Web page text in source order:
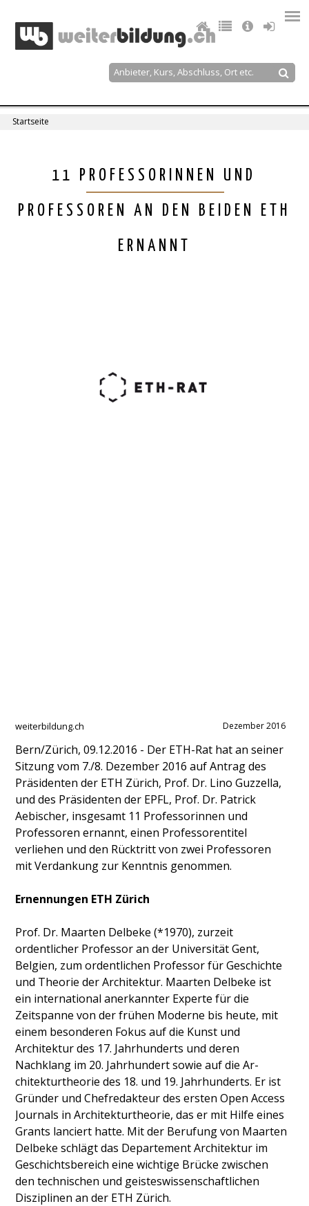
navigation
Suche
Startseite
top
11 PROFESSORINNEN UND
PROFESSOREN AN DEN BEIDEN ETH
ERNANNT
weiterbildung.ch Dezember 2016
Bern/Zürich, 09.12.2016 - Der ETH-Rat hat an seiner
Sitzung vom 7./8. Dezember 2016 auf Antrag des
Präsidenten der ETH Zürich, Prof. Dr. Lino Guzzella,
und des Präsidenten der EPFL, Prof. Dr. Patrick
Aebischer, insgesamt 11 Professorinnen und
Professoren ernannt, einen Professorentitel
verliehen und den Rücktritt von zwei Professoren
mit Verdankung zur Kenntnis genommen.
Ernennungen ETH Zürich
Prof. Dr. Maarten Delbeke (*1970), zurzeit
ordentlicher Professor an der Universität Gent,
Belgien, zum ordentlichen Professor für Geschichte
und Theorie der Architektur. Maarten Delbeke ist
ein international anerkannter Experte für die
Zeitspanne von der frühen Moderne bis heute, mit
einem besonderen Fokus auf die Kunst und
Architektur des 17. Jahrhunderts und deren
Nachklang im 20. Jahrhundert sowie auf die Ar­
chitekturtheorie des 18. und 19. Jahrhunderts. Er ist
Gründer und Chefredakteur des ersten Open Access
Journals in Architekturtheorie, das er mit Hilfe eines
Grants lanciert hatte. Mit der Berufung von Maarten
Delbeke schlägt das Departement Architektur im
Geschichts­bereich eine wichtige Brücke zwischen
den technischen und geisteswissenschaftlichen
Disziplinen an der ETH Zürich.